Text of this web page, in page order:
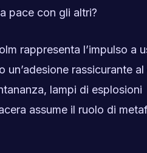
pace con gli altri?
rappresenta l’impulso a
rassicurante
lampi di esplosioni
assume il ruolo di